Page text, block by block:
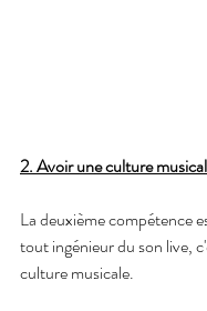
2. Avoir une culture
La deuxième compétence
tout ingénieur du son live,
culture musicale.